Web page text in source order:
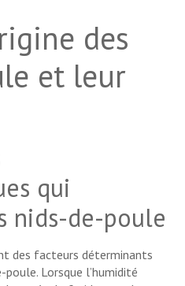
des
et leur
qui
nids-de-poule
des facteurs déterminants
Lorsque l’humidité